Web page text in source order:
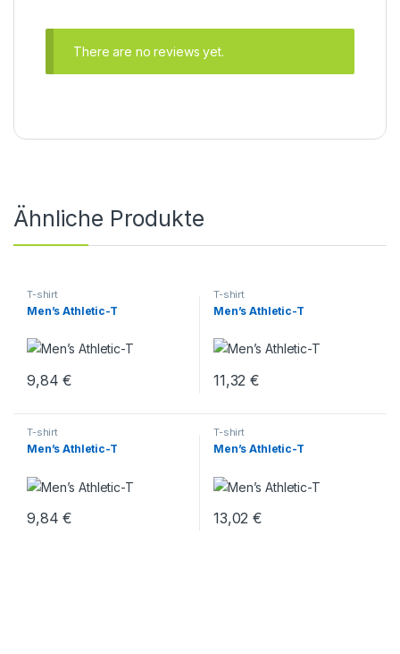
There are no reviews yet.
Ähnliche Produkte
T-shirt
Men’s Athletic-T
9,84€
T-shirt
Men’s Athletic-T
11,32€
T-shirt
Men’s Athletic-T
9,84€
T-shirt
Men’s Athletic-T
13,02€